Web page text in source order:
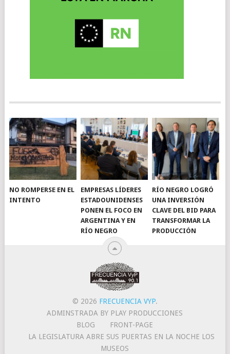
NO ROMPERSE EN EL
INTENTO
EMPRESAS LÍDERES
ESTADOUNIDENSES
PONEN EL FOCO EN
ARGENTINA Y EN
RÍO NEGRO
RÍO NEGRO LOGRÓ
UNA INVERSIÓN
CLAVE DEL BID PARA
TRANSFORMAR LA
PRODUCCIÓN
© 2026 FRECUENCIA VYP.
ADMINSTRADA BY PLAY PRODUCCIONES
BLOG
FRONT-PAGE
LA LEGISLATURA ABRE SUS PUERTAS EN LA NOCHE LOS
MUSEOS